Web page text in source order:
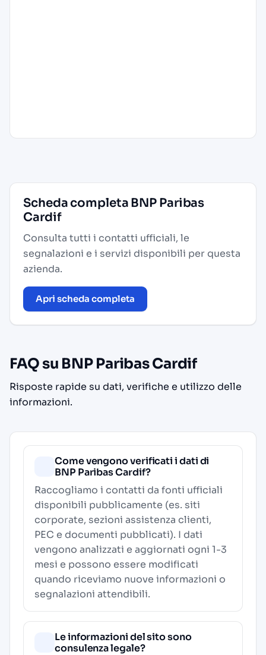
Scheda completa BNP Paribas
Cardif
Consulta tutti i contatti ufficiali, le
segnalazioni e i servizi disponibili per questa
azienda.
Apri scheda completa
FAQ su BNP Paribas Cardif
Risposte rapide su dati, verifiche e utilizzo delle
informazioni.
Come vengono verificati i dati di
BNP Paribas Cardif?
Raccogliamo i contatti da fonti ufficiali
disponibili pubblicamente (es. siti
corporate, sezioni assistenza clienti,
PEC e documenti pubblicati). I dati
vengono analizzati e aggiornati ogni 1-3
mesi e possono essere modificati
quando riceviamo nuove informazioni o
segnalazioni attendibili.
Le informazioni del sito sono
consulenza legale?